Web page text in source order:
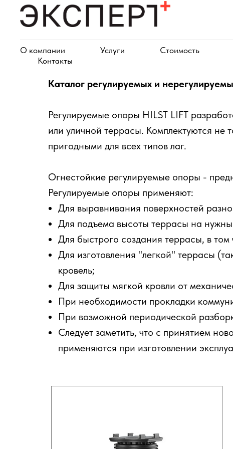
О компании Услуги Стоимость
Контакты
Каталог регулируемых и
Регулируемые опоры HILST LIFT
или уличной террасы. Комплектуются
пригодными для всех типов лаг.
Огнестойкие регулируемые опоры -
Регулируемые опоры применяют:
Для выравнивания поверхностей
Для подъема высоты террасы на
Для быстрого создания террасы, в
Для изготовления "легкой" террасы
кровель;
Для защиты мягкой кровли от
При необходимости прокладки
При возможной периодической
Следует заметить, что с принятием
применяются при изготовлении